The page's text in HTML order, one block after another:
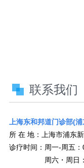
联系我们
上海东和邦道门诊部(
所 在 地：上海市浦东
诊疗时间：周一-周五
周六・周日：09